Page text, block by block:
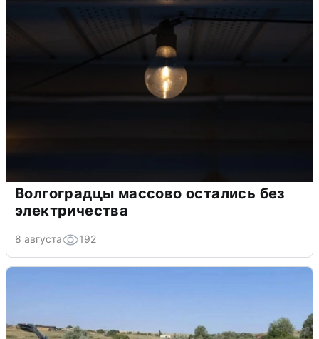
Волгоградцы массово остались без
электричества
8 августа 192